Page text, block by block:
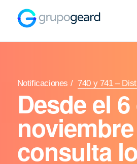
Notificaciones / 740 y 741 –
Desde el
noviembre
consulta